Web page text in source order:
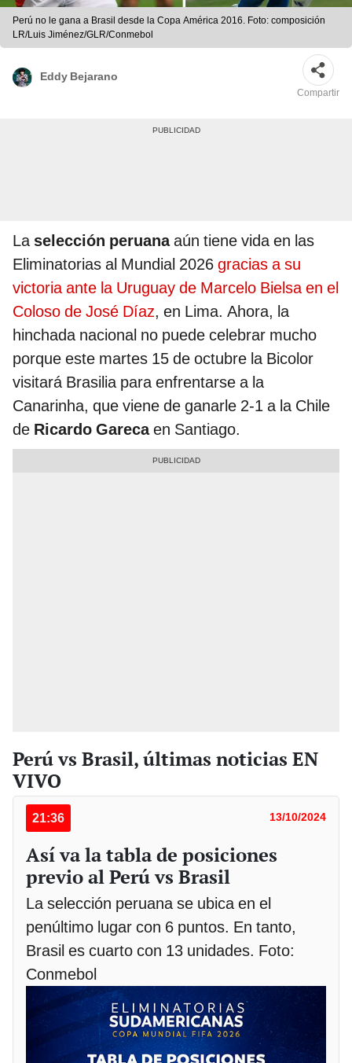
Perú no le gana a Brasil desde la Copa América 2016. Foto: composición
LR/Luis Jiménez/GLR/Conmebol
Eddy Bejarano
Compartir
La selección peruanaaún tiene vida en las
Eliminatorias al Mundial 2026 gracias a su
victoria ante la Uruguay de Marcelo Bielsa en el
Coloso de José Díaz, en Lima. Ahora, la
hinchada nacional no puede celebrar mucho
porque este martes 15 de octubre la Bicolor
visitará Brasilia para enfrentarse a la
Canarinha, que viene de ganarle 2-1 a la Chile
de Ricardo Garecaen Santiago.
Perú vs Brasil, últimas noticias EN
VIVO
21:36 13/10/2024
Así va la tabla de posiciones
previo al Perú vs Brasil
La selección peruana se ubica en el
penúltimo lugar con 6 puntos. En tanto,
Brasil es cuarto con 13 unidades. Foto:
Conmebol